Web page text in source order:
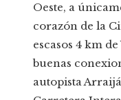
Oeste, a
corazón de la
escasos 4 km
buenas
autopista